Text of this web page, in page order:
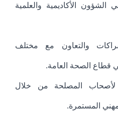
الشؤون الأكاديمية والعلمية
والتعاون مع مختلف
قطاع الصحة العامة.
لأصحاب المصلحة من خلال
المستمرة.